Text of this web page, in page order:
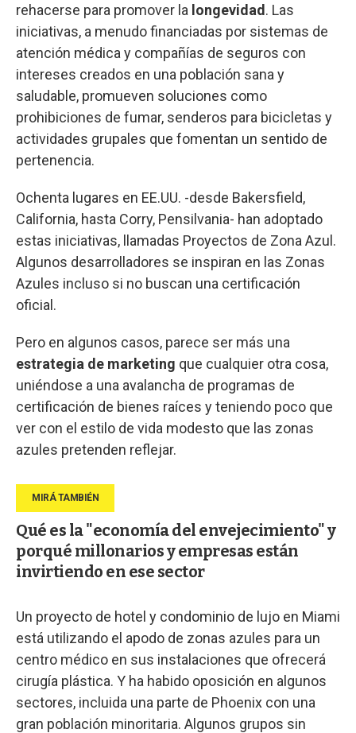
rehacerse para promover la longevidad . Las
iniciativas, a menudo financiadas por sistemas de
atención médica y compañías de seguros con
intereses creados en una población sana y
saludable, promueven soluciones como
prohibiciones de fumar, senderos para bicicletas y
actividades grupales que fomentan un sentido de
pertenencia.
Ochenta lugares en EE.UU. -desde Bakersfield,
California, hasta Corry, Pensilvania- han adoptado
estas iniciativas, llamadas Proyectos de Zona Azul.
Algunos desarrolladores se inspiran en las Zonas
Azules incluso si no buscan una certificación
oficial.
Pero en algunos casos, parece ser más una
estrategia de marketing que cualquier otra cosa,
uniéndose a una avalancha de programas de
certificación de bienes raíces y teniendo poco que
ver con el estilo de vida modesto que las zonas
azules pretenden reflejar.
Qué es la "economía del envejecimiento" y
porqué millonarios y empresas están
invirtiendo en ese sector
Un proyecto de hotel y condominio de lujo en Miami
está utilizando el apodo de zonas azules para un
centro médico en sus instalaciones que ofrecerá
cirugía plástica. Y ha habido oposición en algunos
sectores, incluida una parte de Phoenix con una
gran población minoritaria. Algunos grupos sin